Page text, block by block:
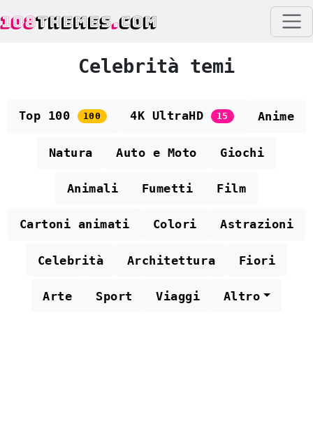
108THEMES.COM
Celebrità temi
Top 100 100 4K UltraHD 15 Anime
Natura Auto e Moto Giochi
Animali Fumetti Film
Cartoni animati Colori Astrazioni
Celebrità Architettura Fiori
Arte Sport Viaggi Altro